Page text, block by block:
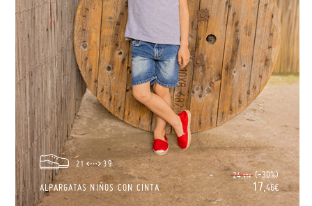
21 39
ALPARGATAS NIÑOS CON CINTA
24,95€ (-30%)
17,46€